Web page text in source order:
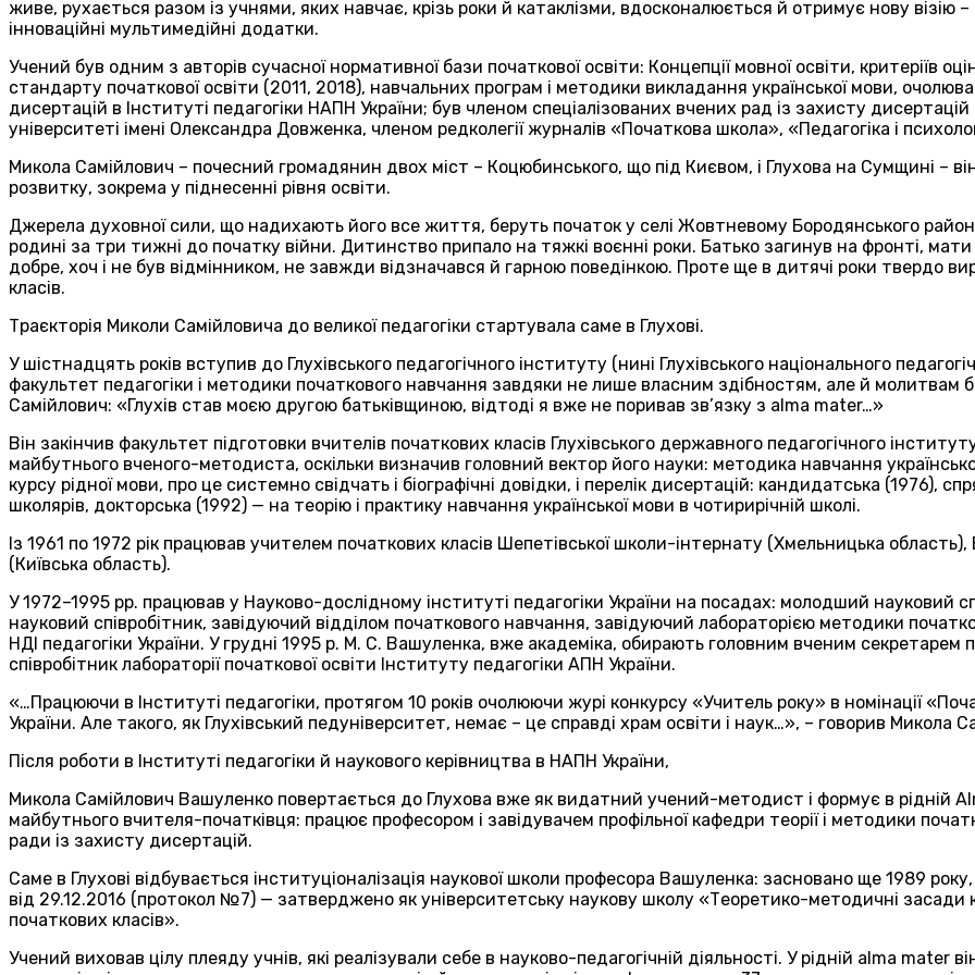
живе, рухається разом із учнями, яких навчає, крізь роки й катаклізми, вдосконалюється й отримує нову візію
інноваційні мультимедійні додатки.
Учений був одним з авторів сучасної нормативної бази початкової освіти: Концепції мовної освіти, критеріїв
стандарту початкової освіти (2011, 2018), навчальних програм і методики викладання української мови,
дисертацій в Інституті педагогіки НАПН України; був членом спеціалізованих вчених рад із захисту
університеті імені Олександра Довженка, членом редколегії журналів «Початкова школа», «Педагогіка і
Микола Самійлович – почесний громадянин двох міст – Коцюбинського, що під Києвом, і Глухова на Сумщині –
розвитку, зокрема у піднесенні рівня освіти.
Джерела духовної сили, що надихають його все життя, беруть початок у селі Жовтневому Бородянського
родині за три тижні до початку війни. Дитинство припало на тяжкі воєнні роки. Батько загинув на фронті,
добре, хоч і не був відмінником, не завжди відзначався й гарною поведінкою. Проте ще в дитячі роки твердо
класів.
Траєкторія Миколи Самійловича до великої педагогіки стартувала саме в Глухові.
У шістнадцять років вступив до Глухівського педагогічного інституту (нині Глухівського національного
факультет педагогіки і методики початкового навчання завдяки не лише власним здібностям, але й молитвам
Самійлович: «Глухів став моєю другою батьківщиною, відтоді я вже не поривав зв’язку з alma mater…»
Він закінчив факультет підготовки вчителів початкових класів Глухівського державного педагогічного
майбутнього вченого-методиста, оскільки визначив головний вектор його науки: методика навчання
курсу рідної мови, про це системно свідчать і біографічні довідки, і перелік дисертацій: кандидатська (1976),
школярів, докторська (1992) — на теорію і практику навчання української мови в чотирирічній школі.
Із 1961 по 1972 рік працював учителем початкових класів Шепетівської школи-інтернату (Хмельницька
(Київська область).
У 1972–1995 рр. працював у Науково-дослідному інституті педагогіки України на посадах: молодший науковий
науковий співробітник, завідуючий відділом початкового навчання, завідуючий лабораторією методики
НДІ педагогіки України. У грудні 1995 р. М. С. Вашуленка, вже академіка, обирають головним вченим секретарем
співробітник лабораторії початкової освіти Інституту педагогіки АПН України.
«…Працюючи в Інституті педагогіки, протягом 10 років очолюючи журі конкурсу «Учитель року» в номінації
України. Але такого, як Глухівський педуніверситет, немає – це справді храм освіти і наук…», – говорив Микола
Після роботи в Інституті педагогіки й наукового керівництва в НАПН України,
Микола Самійлович Вашуленко повертається до Глухова вже як видатний учений-методист і формує в рідній
майбутнього вчителя-початківця: працює професором і завідувачем профільної кафедри теорії і методики
ради із захисту дисертацій.
Саме в Глухові відбувається інституціоналізація наукової школи професора Вашуленка: засновано ще 1989
від 29.12.2016 (протокол №7) — затверджено як університетську наукову школу «Теоретико-методичні засади
початкових класів».
Учений виховав цілу плеяду учнів, які реалізували себе в науково-педагогічній діяльності. У рідній alma mater